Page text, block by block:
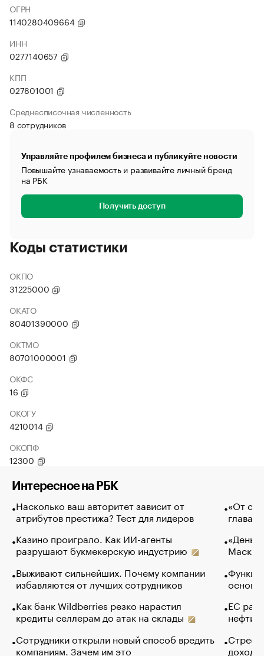
ОГРН
1140280409664
ИНН
0277140657
КПП
027801001
Среднесписочная численность
8 сотрудников
Управляйте профилем бизнеса и публикуйте новости
Повышайте узнаваемость и развивайте личный бренд
на РБК
Получить доступ
Коды статистики
ОКПО
31225000
ОКАТО
80401390000
ОКТМО
80701000001
ОКФС
16
ОКОГУ
4210014
ОКОПФ
12300
Интересное на РБК
Насколько ваш авторитет зависит от
атрибутов престижа? Тест для лидеров
Казино проиграло. Как ИИ-агенты
разрушают букмекерскую индустрию
Выживают сильнейших. Почему компании
избавляются от лучших сотрудников
Как банк Wildberries резко нарастил
кредиты селлерам до атак на склады
Сотрудники открыли новый способ вредить
компаниям. Зачем им это
«От
глава
Маск в
основ
ЕС
нефти